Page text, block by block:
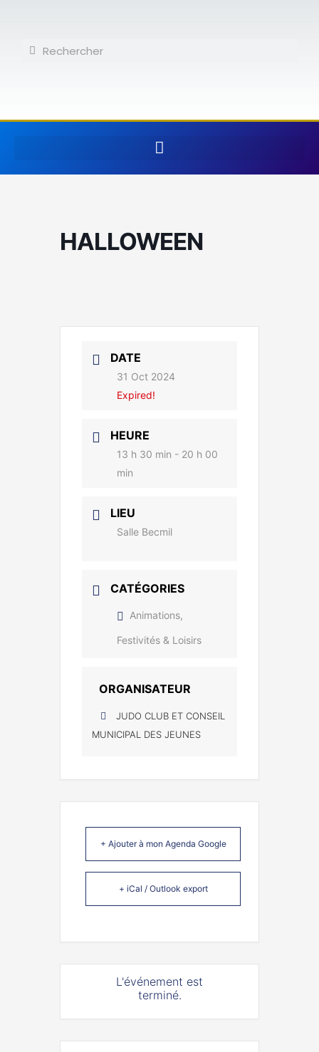
contenuRechercher
Rechercher
HALLOWEEN
DATE
31 Oct 2024
Expired!
HEURE
13 h 30 min - 20 h 00
min
LIEU
Salle Becmil
CATÉGORIES
Animations,
Festivités & Loisirs
ORGANISATEUR
JUDO CLUB ET CONSEIL
MUNICIPAL DES JEUNES
+ Ajouter à mon Agenda Google
+ iCal / Outlook export
L'événement est
terminé.